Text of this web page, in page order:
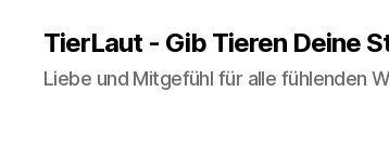
TierLaut - Gib Tieren Deine
Liebe und Mitgefühl für alle fühlenden